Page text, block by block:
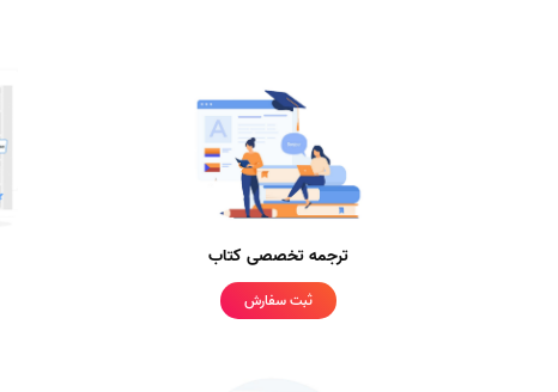
ترجمه تخصصی کتاب
ثبت سفارش